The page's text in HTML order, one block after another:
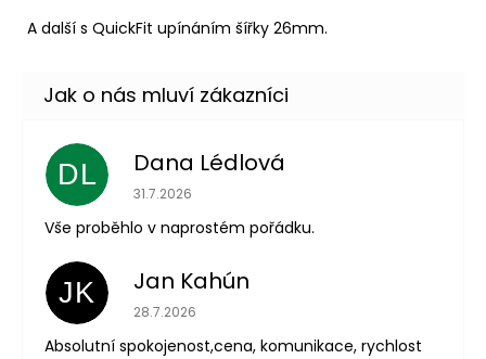
A další s QuickFit upínáním šířky 26mm.
DL Dana Lédlová
Hodnocení obchodu je 5 z 5 hvězdiček.
31.7.2026
Vše proběhlo v naprostém pořádku.
JK Jan Kahún
Hodnocení obchodu je 5 z 5 hvězdiček.
28.7.2026
Absolutní spokojenost,cena, komunikace, rychlost